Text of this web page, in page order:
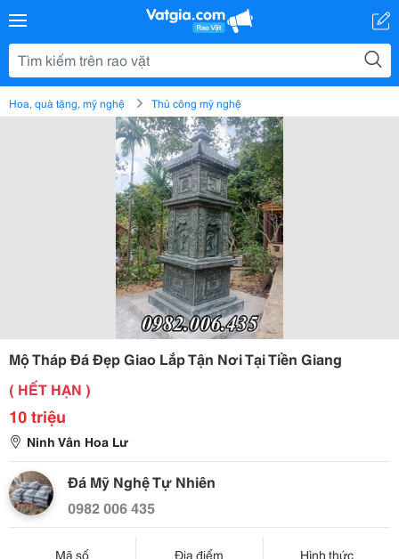
Hoa, quà tặng, mỹ nghệ Thủ công mỹ nghệ
Mộ Tháp Đá Đẹp Giao Lắp Tận Nơi Tại Tiền Giang
( HẾT HẠN )
10 triệu
Ninh Vân Hoa Lư
Đá Mỹ Nghệ Tự Nhiên
0982 006 435
Mã số
Địa điểm
Hình thức